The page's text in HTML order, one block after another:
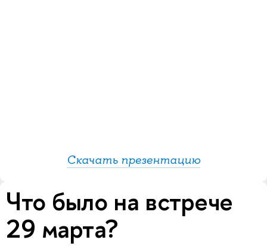
Скачать презентацию
Что было на встрече
29 марта?